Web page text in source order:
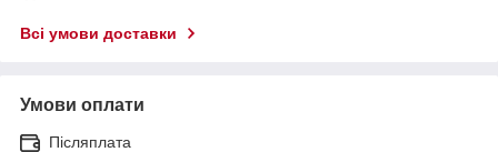
Всі умови доставки
Умови оплати
Післяплата